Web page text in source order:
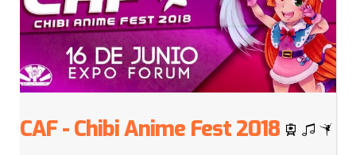
CAF - Chibi Anime Fest 2018